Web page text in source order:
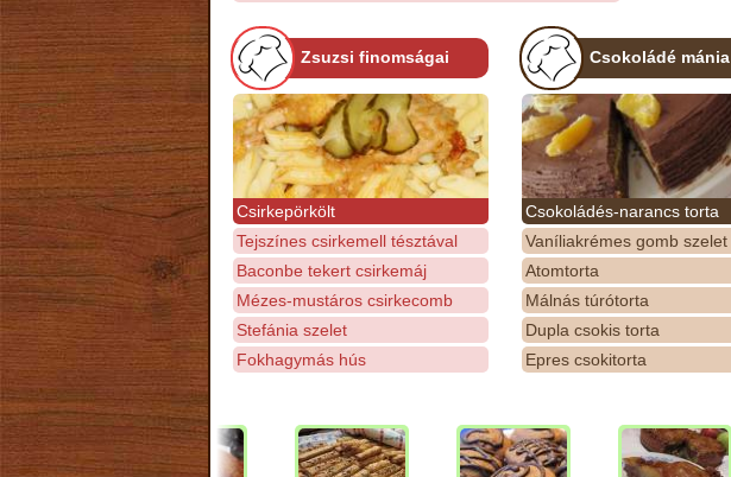
Zsuzsi finomságai
Csirkepörkölt
Tejszínes csirkemell tésztával
Baconbe tekert csirkemáj
Mézes-mustáros csirkecomb
Stefánia szelet
Fokhagymás hús
Csokoládé mánia
Csokoládés-narancs torta
Vaníliakrémes gomb szelet
Atomtorta
Málnás túrótorta
Dupla csokis torta
Epres csokitorta